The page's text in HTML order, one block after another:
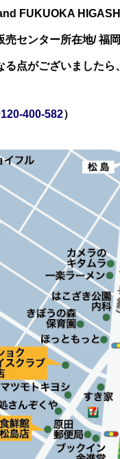
FUKUOKA
売センター所在地/ 福
点がございましたら
400-582）